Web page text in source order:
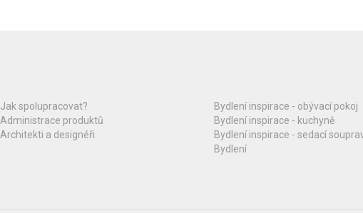
Jak spolupracovat?
Administrace produktů
Architekti a designéři
Bydlení inspirace - obývací pokoj
Bydlení inspirace - kuchyně
Bydlení inspirace - sedací
Bydlení